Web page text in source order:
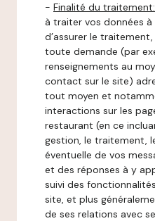
- Finalité du traitement:
à traiter vos données
d’assurer le
toute demande (par
renseignements au
contact sur le site)
tout moyen et
interactions sur les
restaurant (en ce
gestion, le traitement,
éventuelle de vos
et des réponses à y
suivi des
site, et plus
de ses relations avec